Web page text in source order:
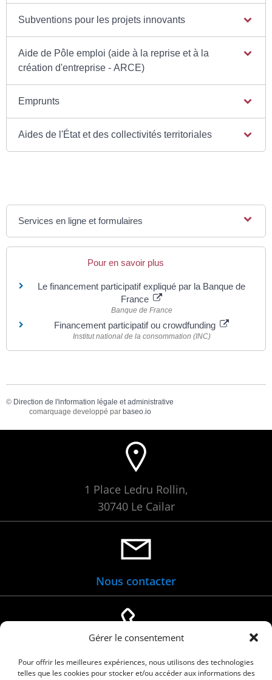
Gérer le consentement
Pour offrir les meilleures expériences, nous utilisons des technologies
telles que les cookies pour stocker et/ou accéder aux informations des
Subventions pour les projets innovants
Aide de Pôle emploi (aide à la reprise et à la
création d'entreprise - ARCE)
Emprunts
Aides de l'État et des collectivités territoriales
Services en ligne et formulaires
Pour en savoir plus
Le financement participatif expliqué par la Banque de
France
Banque de France
Financement participatif ou crowdfunding
Institut national de la consommation (INC)
© Direction de l'information légale et administrative
comarquage developpé par baseo.io
1 Place Ledru Rollin,
30740 Le Cailar
Nous contacter
04 66 88 01 05